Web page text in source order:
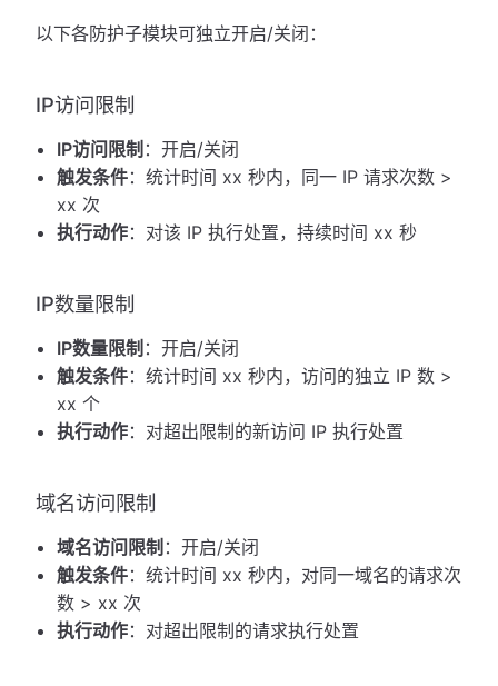
以下各防护子模块可独立开启/关闭：
IP访问限制
IP访问限制 ：开启/关闭
触发条件：统计时间 xx 秒内，同一 IP 请求次数 >
xx 次
执行动作：对该 IP 执行处置，持续时间 xx 秒
IP数量限制
IP数量限制 ：开启/关闭
触发条件：统计时间 xx 秒内，访问的独立 IP 数 >
xx 个
执行动作：对超出限制的新访问 IP 执行处置
域名访问限制
域名访问限制 ：开启/关闭
触发条件：统计时间 xx 秒内，对同一域名的请求次
数 > xx 次
执行动作：对超出限制的请求执行处置